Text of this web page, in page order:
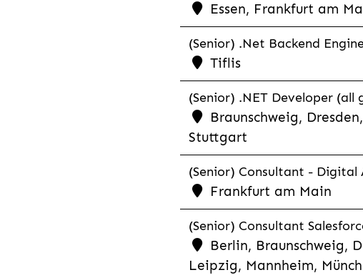
Essen, Frankfurt am
(Senior) .Net Backend
Tiflis
(Senior) .NET Developer (all
Braunschweig,
Stuttgart
(Senior) Consultant - Digital
Frankfurt am Main
(Senior) Consultant
Berlin, Braunschweig,
Leipzig, Mannheim,